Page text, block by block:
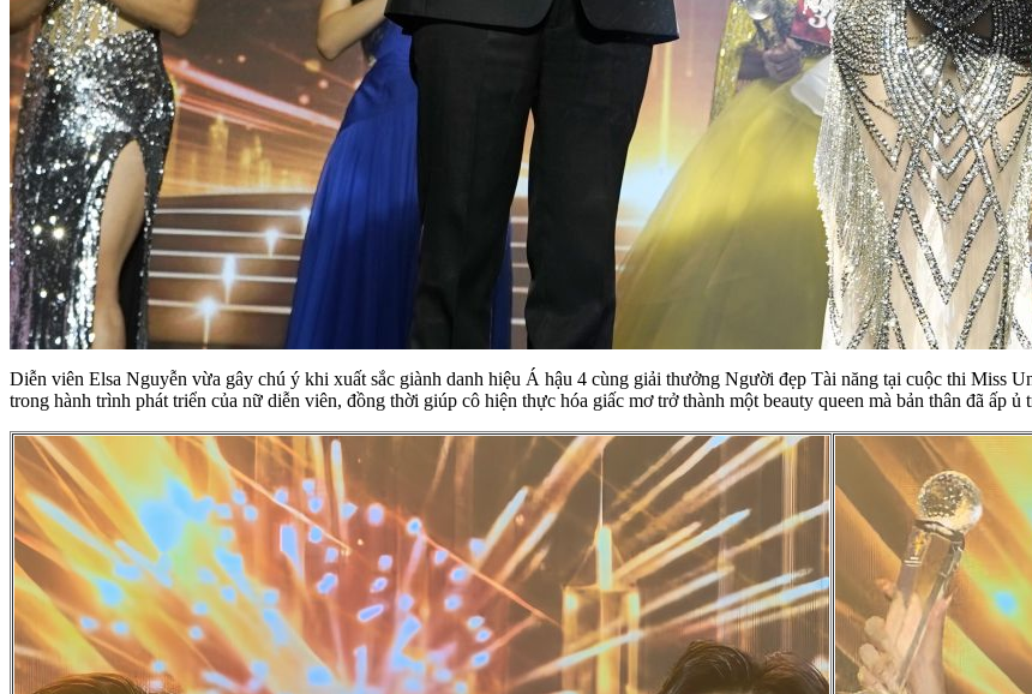
Diễn viên Elsa Nguyễn vừa gây chú ý khi xuất sắc giành danh hiệu Á hậu 4 cùng giải thưởng Người đẹp Tài năng tại cuộc thi Miss
trong hành trình phát triển của nữ diễn viên, đồng thời giúp cô hiện thực hóa giấc mơ trở thành một beauty queen mà bản thân đã ấp ủ